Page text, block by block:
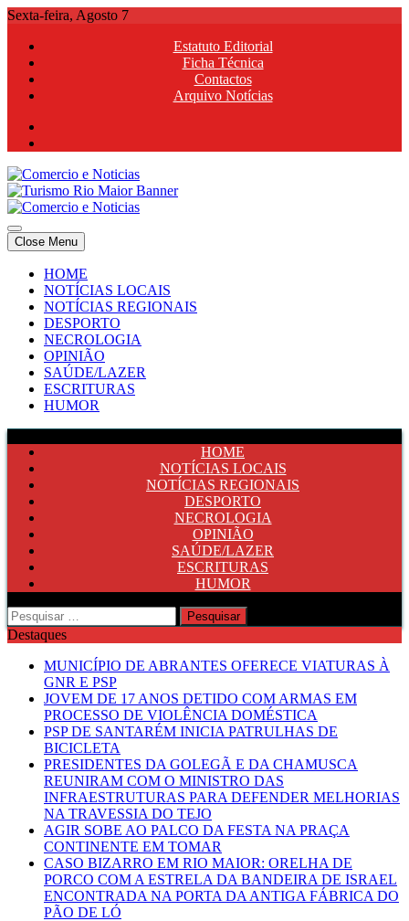
Skip
content
Sexta-feira, Agosto 7
Estatuto Editorial
Ficha Técnica
Contactos
Arquivo Notícias
Comercio e Noticias
Notícias e Publicidade Online
Comercio e Noticias
Notícias e Publicidade Online
Close Menu
HOME
NOTÍCIAS LOCAIS
NOTÍCIAS REGIONAIS
DESPORTO
NECROLOGIA
OPINIÃO
SAÚDE/LAZER
ESCRITURAS
HUMOR
HOME
NOTÍCIAS LOCAIS
NOTÍCIAS REGIONAIS
DESPORTO
NECROLOGIA
OPINIÃO
SAÚDE/LAZER
ESCRITURAS
HUMOR
Pesquisar
por:
Destaques
MUNICÍPIO DE ABRANTES OFERECE VIATURAS À
GNR E PSP
JOVEM DE 17 ANOS DETIDO COM ARMAS EM
PROCESSO DE VIOLÊNCIA DOMÉSTICA
PSP DE SANTARÉM INICIA PATRULHAS DE
BICICLETA
PRESIDENTES DA GOLEGÃ E DA CHAMUSCA
REUNIRAM COM O MINISTRO DAS
INFRAESTRUTURAS PARA DEFENDER MELHORIAS
NA TRAVESSIA DO TEJO
AGIR SOBE AO PALCO DA FESTA NA PRAÇA
CONTINENTE EM TOMAR
CASO BIZARRO EM RIO MAIOR: ORELHA DE
PORCO COM A ESTRELA DA BANDEIRA DE ISRAEL
ENCONTRADA NA PORTA DA ANTIGA FÁBRICA DO
PÃO DE LÓ